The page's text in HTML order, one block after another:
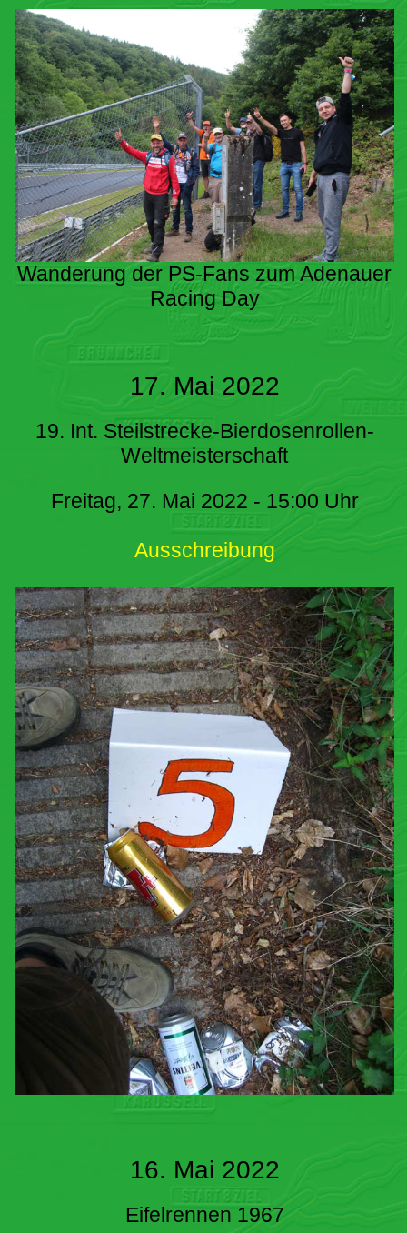
Wanderung der PS-Fans zum Adenauer
Racing Day
17. Mai 2022
19. Int. Steilstrecke-Bierdosenrollen-
Weltmeisterschaft
Freitag, 27. Mai 2022 - 15:00 Uhr
Ausschreibung
16. Mai 2022
Eifelrennen 1967